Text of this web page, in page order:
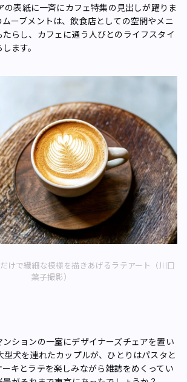
表紙に一斉にカフェ特集の見出しが躍りま
ーブメントは、飲食店としての空間やメニ
らし、カフェに通う人びとのライフスタイ
ます。
けで繊細な模様を描きあげるラテアート（川口
葉子撮影）
ションの一室にデザイナーズチェアを置い
型犬を連れたカップルが、ひとりはパスタと
キとラテを楽しみながら雑誌をめくってい